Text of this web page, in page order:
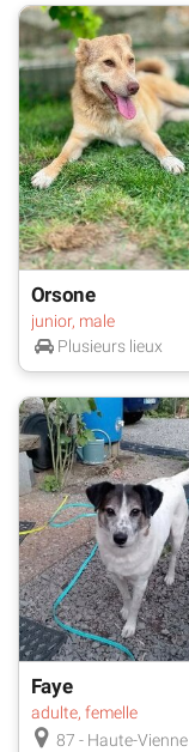
Orsone
junior, male
Plusieurs lieux
Faye
adulte, femelle
87 - Haute-Vienne